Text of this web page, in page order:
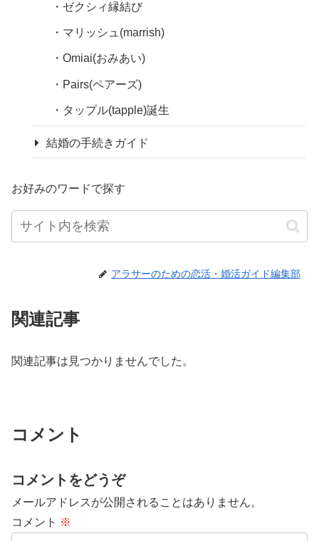
ゼクシィ縁結び
マリッシュ(marrish)
Omiai(おみあい)
Pairs(ペアーズ)
タップル(tapple)誕生
結婚の手続きガイド
お好みのワードで探す
アラサーのための恋活・婚活ガイド編集部
関連記事
関連記事は見つかりませんでした。
コメント
コメントをどうぞ
メールアドレスが公開されることはありません。
コメント ※